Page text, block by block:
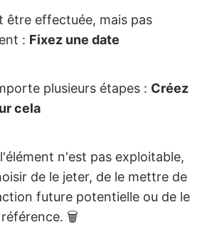
être effectuée, mais pas
: Fixez une date
plusieurs étapes : Créez
cela
n'est pas exploitable,
de le jeter, de le mettre de
future potentielle ou de le
référence. 🗑️